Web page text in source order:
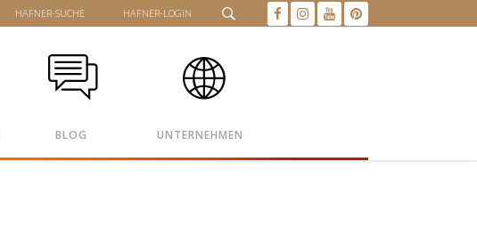
HAFNER-SUCHE HAFNER-LOGIN
BLOG UNTERNEHMEN